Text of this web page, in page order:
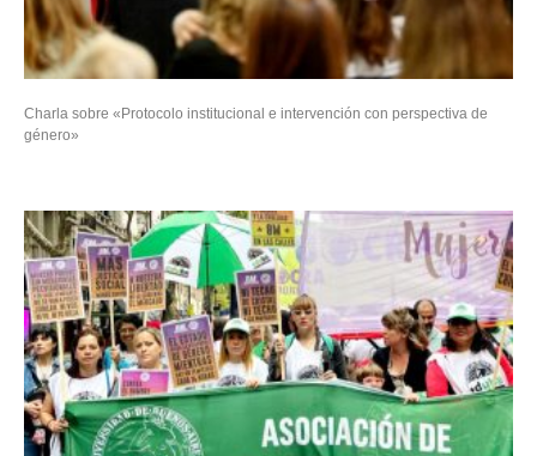
Charla sobre «Protocolo institucional e intervención con perspectiva de
género»